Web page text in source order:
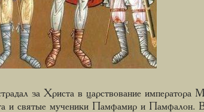
за Христа в царствование
и святые мученики Памфамир и Памфалон.